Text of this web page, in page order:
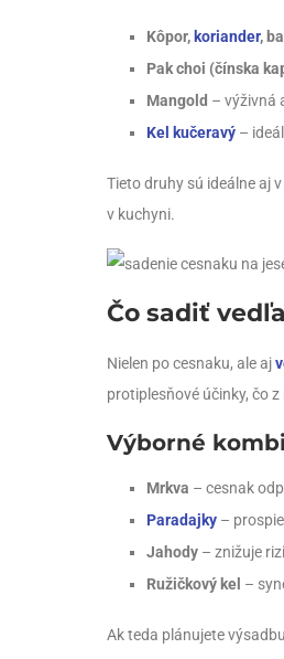
Kôpor, koriander,
Pak choi (čínska
Mangold – výživná
Kel kučeravý –
Tieto druhy sú ideálne aj
v kuchyni.
Čo sadiť
Nielen po cesnaku, ale aj
protiplesňové účinky, čo
Výborné
Mrkva – cesnak
Paradajky –
Jahody – znižuje
Ružičkový kel –
Ak teda plánujete